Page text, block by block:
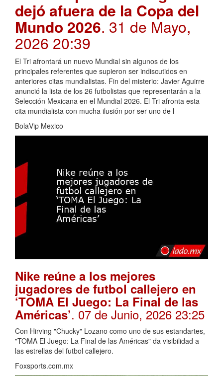
dejó afuera de la Copa del
Mundo 2026. 31 de Mayo,
2026 20:39
El Tri afrontará un nuevo Mundial sin algunos de los
principales referentes que supieron ser indiscutidos en
anteriores citas mundialistas. Fin del misterio: Javier Aguirre
anunció la lista de los 26 futbolistas que representarán a la
Selección Mexicana en el Mundial 2026. El Tri afronta esta
cita mundialista con mucha ilusión por ser uno de l
BolaVip Mexico
Nike reúne a los mejores
jugadores de futbol callejero en
‘TOMA El Juego: La Final de las
Américas’. 07 de Junio, 2026 23:25
Con Hirving "Chucky" Lozano como uno de sus estandartes,
"TOMA El Juego: La Final de las Américas" da visibilidad a
las estrellas del futbol callejero.
Foxsports.com.mx